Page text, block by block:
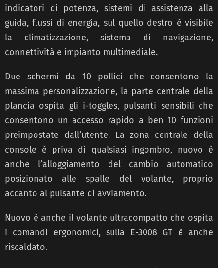
indicatori di potenza, sistemi di assistenza alla
guida, flussi di energia, sul quello destro è visibile
la climatizzazione, sistema di navigazione,
connettività e impianto multimediale.
Due schermi da 10 pollici che consentono la
massima personalizzazione, la parte centrale della
plancia ospita gli i-toggles, pulsanti sensibili che
consentono un accesso rapido a ben 10 funzioni
preimpostate dall’utente. La zona centrale della
console è priva di qualsiasi ingombro, nuovo è
anche l’alloggiamento del cambio automatico
posizionato alle spalle del volante, proprio
accanto al pulsante di avviamento.
Nuovo è anche il volante ultracompatto che ospita
i comandi ergonomici, sulla E-3008 GT è anche
riscaldato.